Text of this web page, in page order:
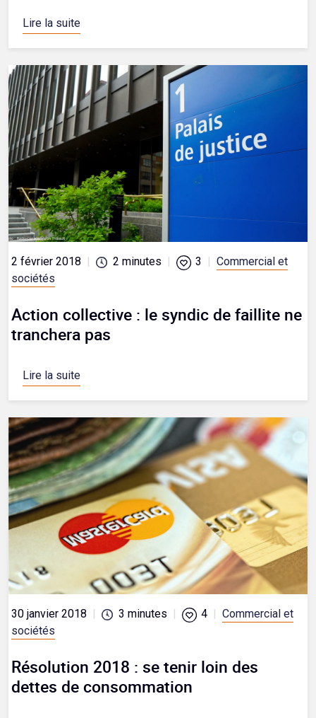
Lire la suite
2 février 2018 2 minutes 3
Commercial et
sociétés
Action collective : le syndic de faillite ne
tranchera pas
Lire la suite
30 janvier 2018 3 minutes 4
Commercial et
sociétés
Résolution 2018 : se tenir loin des
dettes de consommation